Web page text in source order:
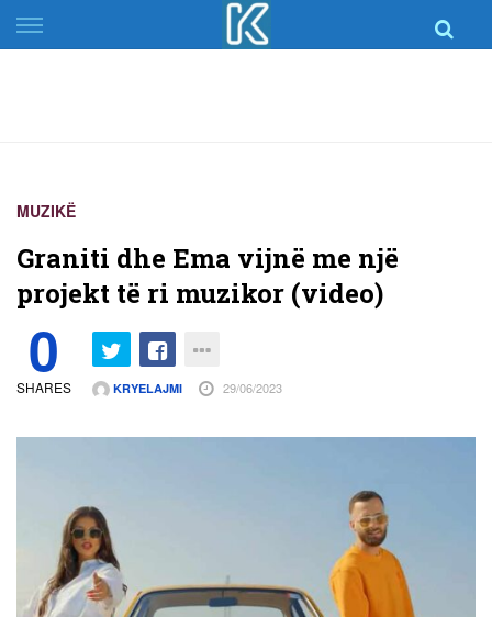
Skip
to
MUZIKË
Graniti dhe Ema vijnë me një
projekt të ri muzikor (video)
0
SHARES KRYELAJMI 29/06/2023